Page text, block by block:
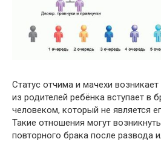
Статус отчима и мачехи
из родителей ребёнка вступает в
человеком, который не является
Такие отношения могут
повторного брака после развода